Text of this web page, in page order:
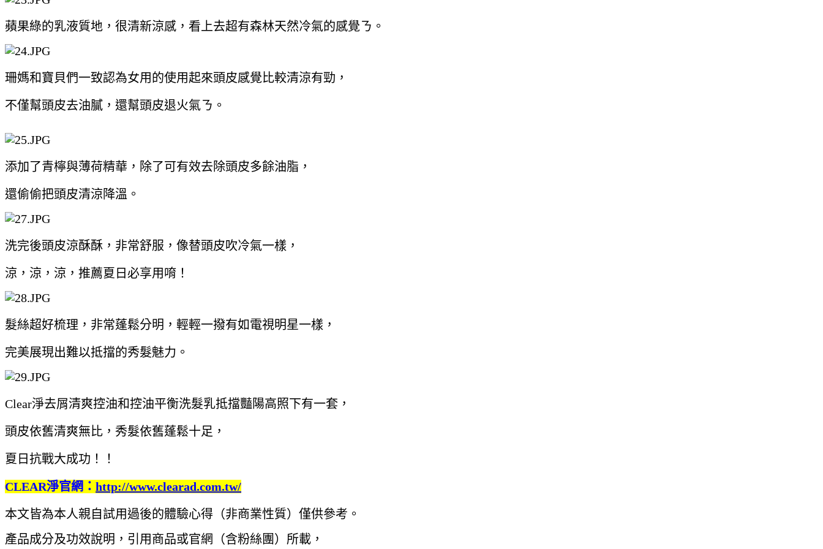
蘋果綠的乳液質地，很清新涼感，看上去超有森林天然冷氣的感覺ㄋ。
珊媽和寶貝們一致認為女用的使用起來頭皮感覺比較清涼有勁，
不僅幫頭皮去油膩，還幫頭皮退火氣ㄋ。
添加了青檸與薄荷精華，除了可有效去除頭皮多餘油脂，
還偷偷把頭皮清涼降溫。
洗完後頭皮涼酥酥，非常舒服，像替頭皮吹冷氣一樣，
涼，涼，涼，推薦夏日必享用唷！
髮絲超好梳理，非常蓬鬆分明，輕輕一撥有如電視明星一樣，
完美展現出難以抵擋的秀髮魅力。
Clear淨去屑清爽控油和控油平衡洗髮乳抵擋豔陽高照下有一套，
頭皮依舊清爽無比，秀髮依舊蓬鬆十足，
夏日抗戰大成功！！
CLEAR淨官網： http://www.clearad.com.tw/
本文皆為本人親自試用過後的體驗心得（非商業性質）僅供參考。
產品成分及功效說明，引用商品或官網（含粉絲團）所載，